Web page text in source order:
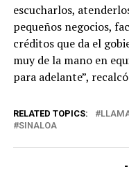
escucharlos,
pequeños negocios,
créditos que da el
muy de la mano en
para adelante”,
RELATED TOPICS:
SINALOA